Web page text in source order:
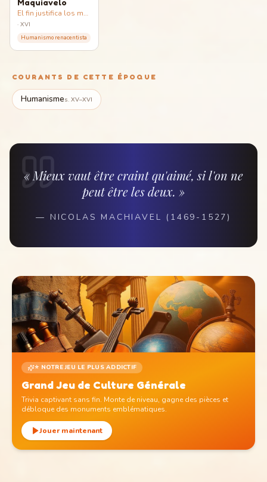
Maquiavelo
El fin justifica los medios
· XVI
Humanismo renacentista
COURANTS DE CETTE ÉPOQUE
Humanismes. XV–XVI
« Mieux vaut être craint qu'aimé, si l'on ne
peut être les deux. »
— NICOLAS MACHIAVEL (1469-1527)
⭐ NOTRE JEU LE PLUS ADDICTIF
Grand Jeu de Culture Générale
Trivia captivant sans fin. Monte de niveau, gagne des pièces et
débloque des monuments emblématiques.
Jouer maintenant